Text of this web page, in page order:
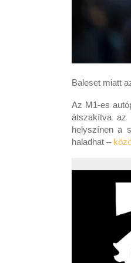
Baleset miatt
Az M1-es
átszakítva az
helyszínen a
haladhat –